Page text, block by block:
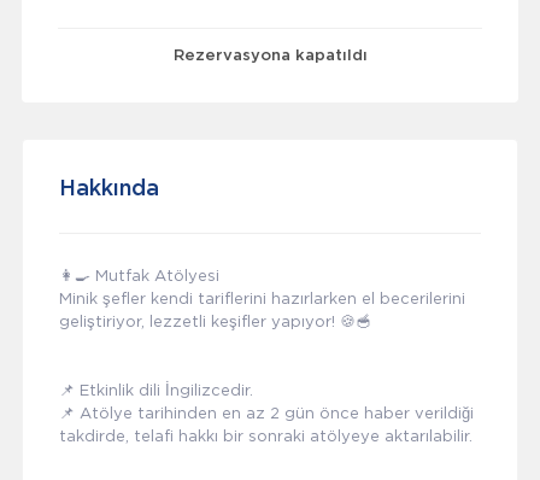
Rezervasyona kapatıldı
Hakkında
👩‍🍳 Mutfak Atölyesi
Minik şefler kendi tariflerini hazırlarken el becerilerini
geliştiriyor, lezzetli keşifler yapıyor! 🍪🥣
📌 Etkinlik dili İngilizcedir.
📌 Atölye tarihinden en az 2 gün önce haber verildiği
takdirde, telafi hakkı bir sonraki atölyeye aktarılabilir.